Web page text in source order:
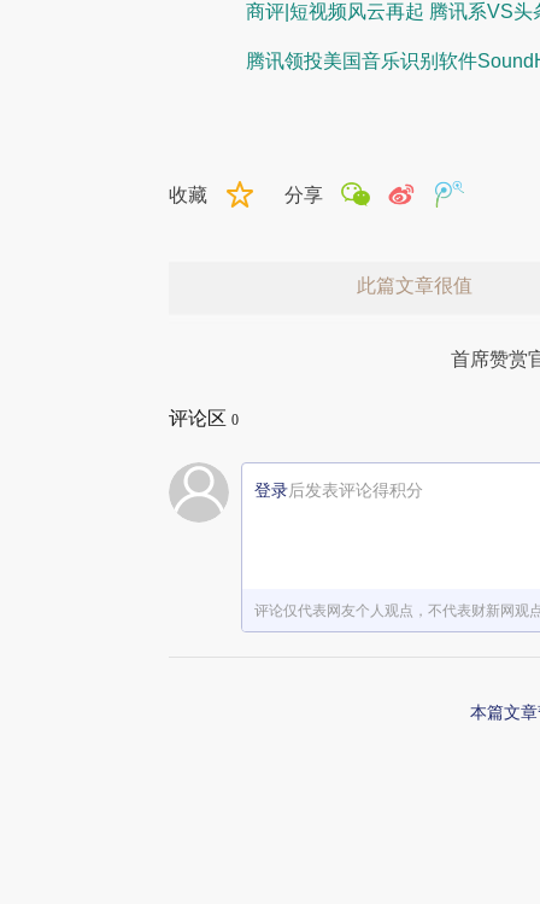
商评|短视频风云再起 腾讯系VS头
腾讯领投美国音乐识别软件
收藏 分享
此篇文章很值
首席赞赏
评论区 0
登录后发表评论得积分
评论仅代表网友个人观点，不代表财新网观
本篇文